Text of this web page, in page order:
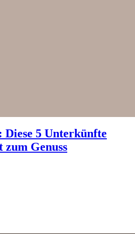
Diese 5 Unterkünfte
zum Genuss